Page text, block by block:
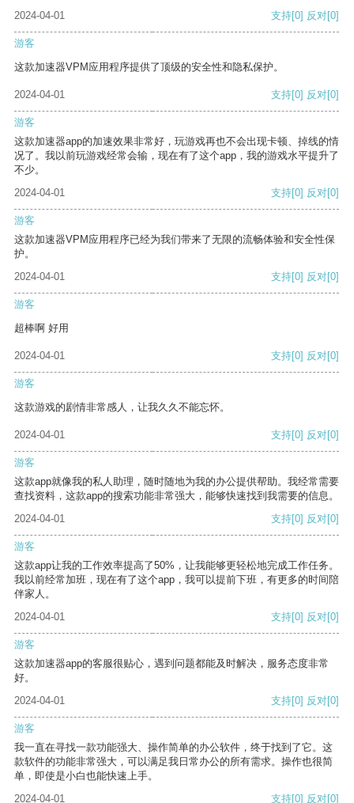
2024-04-01
支持[0] 反对[0]
游客
这款加速器VPM应用程序提供了顶级的安全性和隐私保护。
2024-04-01 支持[0] 反对[0]
游客
这款加速器app的加速效果非常好，玩游戏再也不会出现卡顿、掉线的情
况了。我以前玩游戏经常会输，现在有了这个app，我的游戏水平提升了
不少。
2024-04-01
支持[0] 反对[0]
游客
这款加速器VPM应用程序已经为我们带来了无限的流畅体验和安全性保
护。
2024-04-01
支持[0] 反对[0]
游客
超棒啊 好用
2024-04-01 支持[0] 反对[0]
游客
这款游戏的剧情非常感人，让我久久不能忘怀。
2024-04-01 支持[0] 反对[0]
游客
这款app就像我的私人助理，随时随地为我的办公提供帮助。我经常需要
查找资料，这款app的搜索功能非常强大，能够快速找到我需要的信息。
2024-04-01
支持[0] 反对[0]
游客
这款app让我的工作效率提高了50%，让我能够更轻松地完成工作任务。
我以前经常加班，现在有了这个app，我可以提前下班，有更多的时间陪
伴家人。
2024-04-01
支持[0] 反对[0]
游客
这款加速器app的客服很贴心，遇到问题都能及时解决，服务态度非常
好。
2024-04-01
支持[0] 反对[0]
游客
我一直在寻找一款功能强大、操作简单的办公软件，终于找到了它。这
款软件的功能非常强大，可以满足我日常办公的所有需求。操作也很简
单，即使是小白也能快速上手。
2024-04-01
支持[0] 反对[0]